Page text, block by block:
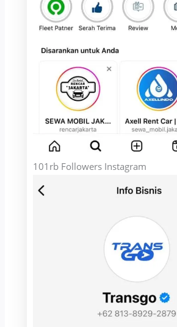
101rb Followers Instagram